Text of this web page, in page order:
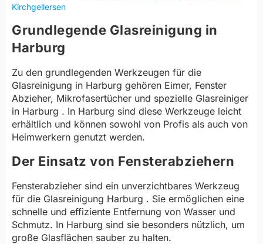
Kirchgellersen
Grundlegende Glasreinigung in
Harburg
Zu den grundlegenden Werkzeugen für die
Glasreinigung in Harburg gehören Eimer, Fenster
Abzieher, Mikrofasertücher und spezielle Glasreiniger
in Harburg . In Harburg sind diese Werkzeuge leicht
erhältlich und können sowohl von Profis als auch von
Heimwerkern genutzt werden.
Der Einsatz von Fensterabziehern
Fensterabzieher sind ein unverzichtbares Werkzeug
für die Glasreinigung Harburg . Sie ermöglichen eine
schnelle und effiziente Entfernung von Wasser und
Schmutz. In Harburg sind sie besonders nützlich, um
große Glasflächen sauber zu halten.